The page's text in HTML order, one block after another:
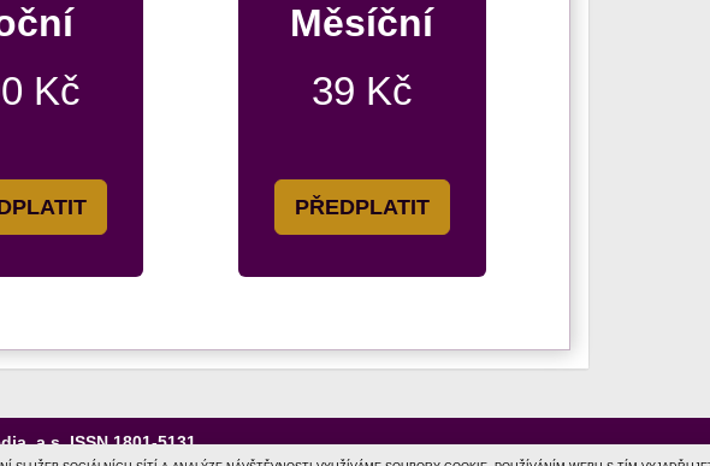
Kč
Měsíční
39 Kč
PŘEDPLATIT
a.s.ISSN 1801-5131